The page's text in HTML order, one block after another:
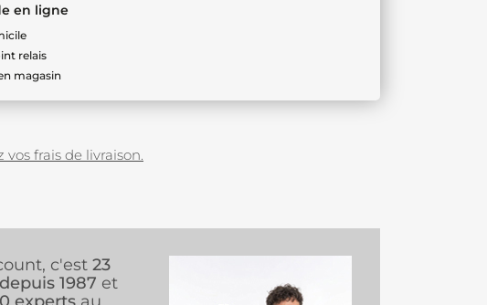
en ligne
relais
magasin
vos frais de livraison.
c'est 23
1987 et